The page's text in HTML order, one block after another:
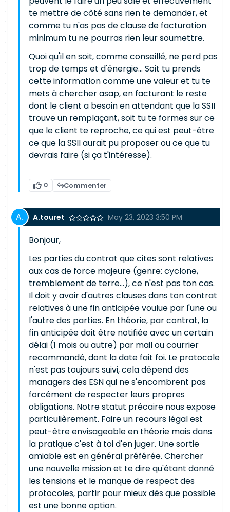
te mettre de côté sans rien te demander, et
comme tu n'as pas de clause de facturation
minimum tu ne pourras rien leur soumettre.
Quoi qu'il en soit, comme conseillé, ne perd pas
trop de temps et d'énergie... Soit tu prends
cette information comme une valeur et tu te
mets à chercher asap, en facturant le reste
dont le client a besoin en attendant que la SSII
trouve un remplaçant, soit tu te formes sur ce
que le client te reproche, ce qui est peut-être
ce que la SSII aurait pu proposer ou ce que tu
devrais faire (si ça t'intéresse).
0 Commenter
A.touret May 23, 2023 3:50 PM
Bonjour,
Les parties du contrat que cites sont relatives
aux cas de force majeure (genre: cyclone,
tremblement de terre...), ce n'est pas ton cas.
Il doit y avoir d'autres clauses dans ton contrat
relatives à une fin anticipée voulue par l'une ou
l'autre des parties. En théorie, par contrat, la
fin anticipée doit être notifiée avec un certain
délai (1 mois ou autre) par mail ou courrier
recommandé, dont la date fait foi. Le protocole
n'est pas toujours suivi, cela dépend des
managers des ESN qui ne s'encombrent pas
forcément de respecter leurs propres
obligations. Notre statut précaire nous expose
particulièrement. Faire un recours légal est
peut-être envisageable en théorie mais dans
la pratique c'est à toi d'en juger. Une sortie
amiable est en général préférée. Chercher
une nouvelle mission et te dire qu'étant donné
les tensions et le manque de respect des
protocoles, partir pour mieux dès que possible
est une bonne option.